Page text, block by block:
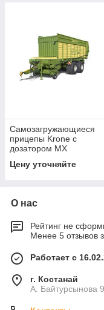
Самозагружающиеся
прицепы Krone с
дозатором MX
Цену уточняйте
О нас
Рейтинг не
Менее 5 отзывов
Работает с
г. Костанай
А. Байтурсынова